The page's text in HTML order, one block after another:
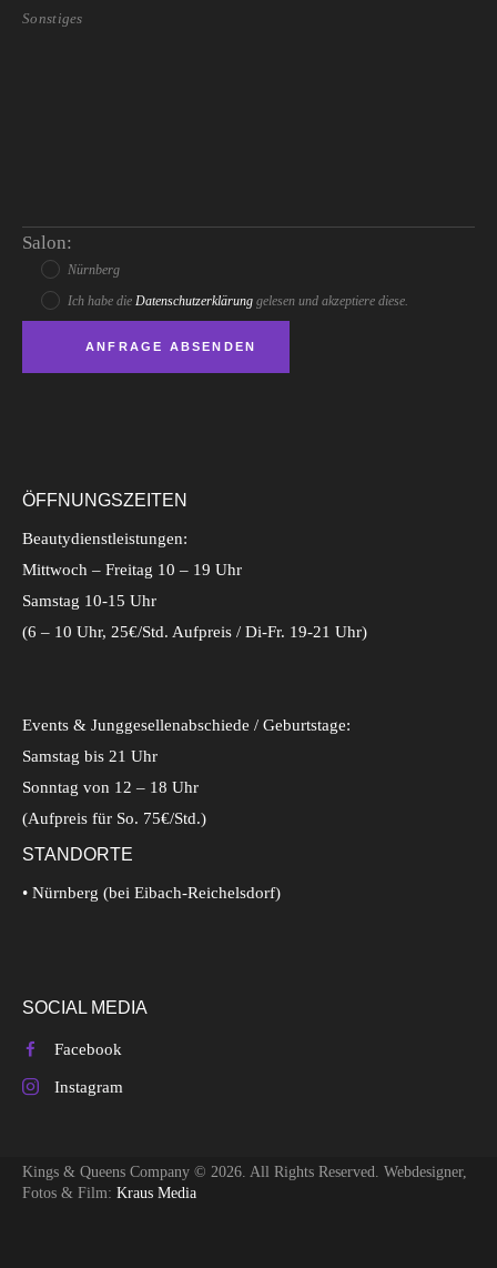
Salon:
Nürnberg
Ich habe die Datenschutzerklärung gelesen und akzeptiere diese.
ÖFFNUNGSZEITEN
Beautydienstleistungen:
Mittwoch – Freitag 10 – 19 Uhr
Samstag 10-15 Uhr
(6 – 10 Uhr, 25€/Std. Aufpreis / Di-Fr. 19-21 Uhr)
Events & Junggesellenabschiede / Geburtstage:
Samstag bis 21 Uhr
Sonntag von 12 – 18 Uhr
(Aufpreis für So. 75€/Std.)
STANDORTE
• Nürnberg (bei Eibach-Reichelsdorf)
SOCIAL MEDIA
Facebook
Instagram
Kings & Queens Company © 2026. All Rights Reserved. Webdesigner,
Fotos & Film: Kraus Media